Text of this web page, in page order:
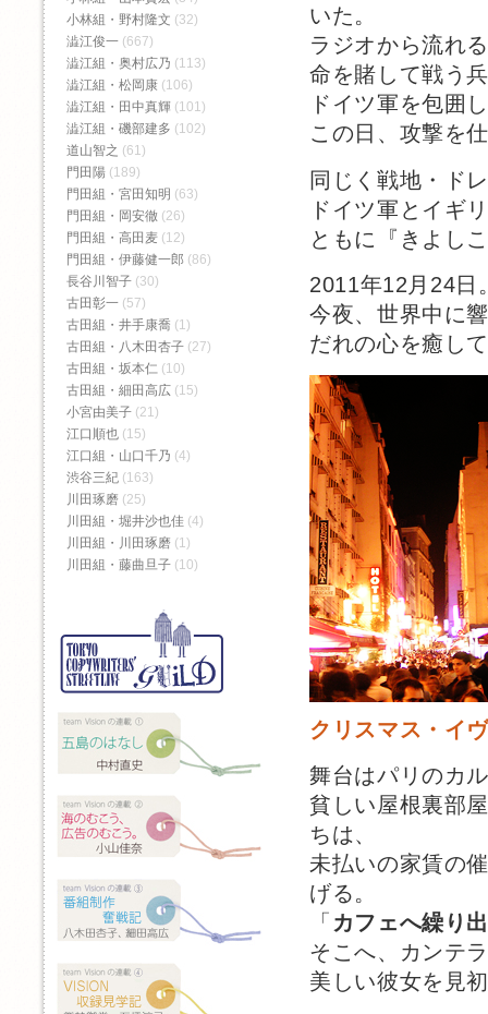
いた。
ラジオから流れ
命を賭して戦う
ドイツ軍を包囲
この日、攻撃を
同じく戦地・ド
ドイツ軍とイギ
ともに『きよし
2011年12月24日
今夜、世界中に
だれの心を癒し
クリスマス・
舞台はパリのカ
貧しい屋根裏部
ちは、
未払いの家賃の
げる。
「 カフェへ繰り
そこへ、カンテ
美しい彼女を見
小林組・野村隆文 (32)
澁江俊一 (667)
澁江組・奥村広乃 (113)
澁江組・松岡康 (106)
澁江組・田中真輝 (101)
澁江組・磯部建多 (102)
道山智之 (61)
門田陽 (189)
門田組・宮田知明 (63)
門田組・岡安徹 (26)
門田組・高田麦 (12)
門田組・伊藤健一郎 (86)
長谷川智子 (30)
古田彰一 (57)
古田組・井手康喬 (1)
古田組・八木田杏子 (27)
古田組・坂本仁 (10)
古田組・細田高広 (15)
小宮由美子 (21)
江口順也 (15)
江口組・山口千乃 (4)
渋谷三紀 (163)
川田琢磨 (25)
川田組・堀井沙也佳 (4)
川田組・川田琢磨 (1)
川田組・藤曲旦子 (10)